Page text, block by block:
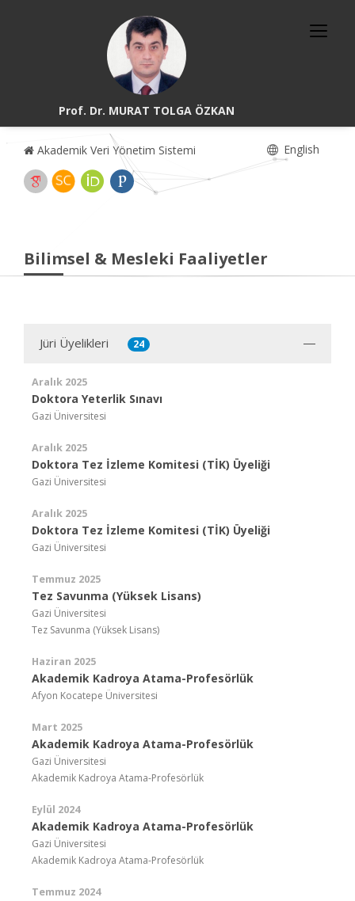
Prof. Dr. MURAT TOLGA ÖZKAN
Akademik Veri Yönetim Sistemi English
Bilimsel & Mesleki Faaliyetler
Jüri Üyelikleri 24
Aralık 2025
Doktora Yeterlik Sınavı
Gazi Üniversitesi
Aralık 2025
Doktora Tez İzleme Komitesi (TİK) Üyeliği
Gazi Üniversitesi
Aralık 2025
Doktora Tez İzleme Komitesi (TİK) Üyeliği
Gazi Üniversitesi
Temmuz 2025
Tez Savunma (Yüksek Lisans)
Gazi Üniversitesi
Tez Savunma (Yüksek Lisans)
Haziran 2025
Akademik Kadroya Atama-Profesörlük
Afyon Kocatepe Üniversitesi
Mart 2025
Akademik Kadroya Atama-Profesörlük
Gazi Üniversitesi
Akademik Kadroya Atama-Profesörlük
Eylül 2024
Akademik Kadroya Atama-Profesörlük
Gazi Üniversitesi
Akademik Kadroya Atama-Profesörlük
Temmuz 2024